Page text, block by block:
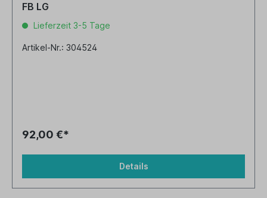
FB LG
Lieferzeit 3-5 Tage
Artikel-Nr.: 304524
92,00 €*
Details